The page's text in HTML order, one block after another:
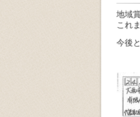
地域
これ
今後